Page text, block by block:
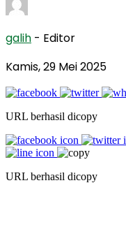
galih - Editor
Kamis, 29 Mei 2025
URL berhasil dicopy
URL berhasil dicopy